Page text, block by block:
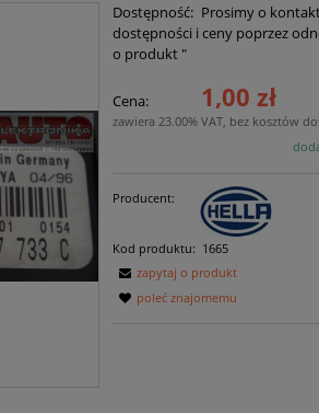
Dostępność: Prosimy o
dostępności i ceny poprzez
o produkt "
Cena: 1,00 zł
zawiera 23.00% VAT, bez kosztów
Producent:
Kod produktu: 1665
zapytaj o produkt
poleć znajomemu